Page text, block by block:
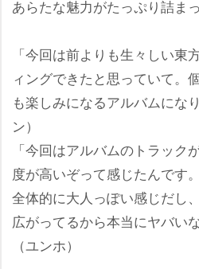
あらたな魅力がたっぷり詰まっ
「今回は前よりも生々しい東
ィングできたと思っていて。
も楽しみになるアルバムにな
ン）
「今回はアルバムのトラック
度が高いぞって感じたんです
全体的に大人っぽい感じだし
広がってるから本当にヤバい
（ユンホ）